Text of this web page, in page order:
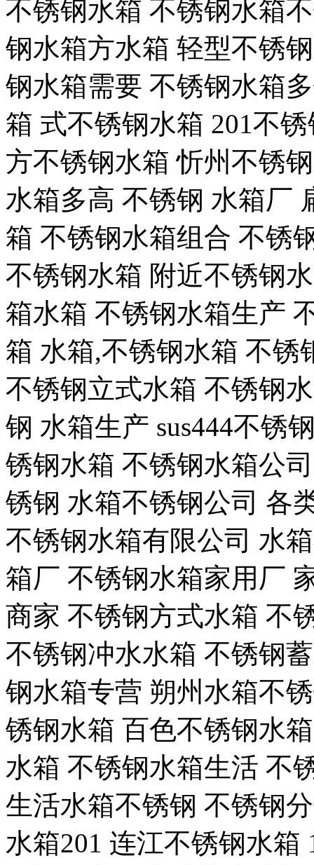
不锈钢水箱 不锈钢水箱
钢水箱方水箱 轻型不锈
钢水箱需要 不锈钢水箱
箱 式不锈钢水箱 201不
方不锈钢水箱 忻州不锈
水箱多高 不锈钢 水箱厂
箱 不锈钢水箱组合 不锈
不锈钢水箱 附近不锈钢
箱水箱 不锈钢水箱生产
箱 水箱,不锈钢水箱 不锈
不锈钢立式水箱 不锈钢
钢 水箱生产 sus444不锈
锈钢水箱 不锈钢水箱公
锈钢 水箱不锈钢公司 各
不锈钢水箱有限公司 水
箱厂 不锈钢水箱家用厂
商家 不锈钢方式水箱 不
不锈钢冲水水箱 不锈钢
钢水箱专营 朔州水箱不
锈钢水箱 百色不锈钢水
水箱 不锈钢水箱生活 不
生活水箱不锈钢 不锈钢
水箱201 连江不锈钢水